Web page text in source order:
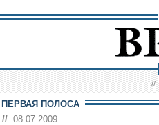
//
ПЕРВАЯ ПОЛОСА
// 08.07.2009